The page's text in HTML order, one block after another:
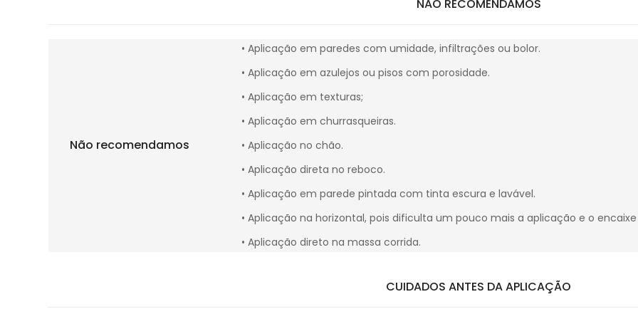
NÃO RECOMENDAMOS
Não recomendamos
• Aplicação em paredes com umidade, infiltrações ou bolor.
• Aplicação em azulejos ou pisos com porosidade.
• Aplicação em texturas;
• Aplicação em churrasqueiras.
• Aplicação no chão.
• Aplicação direta no reboco.
• Aplicação em parede pintada com tinta escura e lavável.
• Aplicação na horizontal, pois dificulta um pouco mais a aplicação e o
• Aplicação direto na massa corrida.
CUIDADOS ANTES DA APLICAÇÃO